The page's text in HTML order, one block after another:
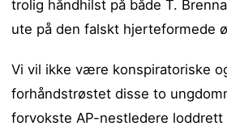
trolig håndhilst på både T.
ute på den falskt hjerteformede
Vi vil ikke være konspiratoriske
forhåndstrøstet disse to
forvokste AP-nestledere loddrett